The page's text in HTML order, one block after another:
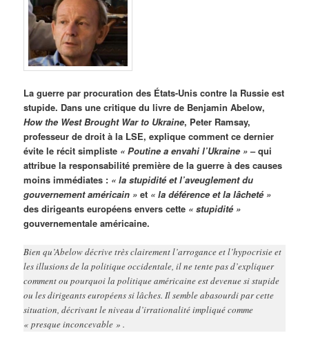
La guerre par procuration des États-Unis contre la Russie est
stupide. Dans une critique du livre de Benjamin Abelow,
How the West Brought War to Ukraine, Peter Ramsay,
professeur de droit à la LSE, explique comment ce dernier
évite le récit simpliste « Poutine a envahi l’Ukraine »– qui
attribue la responsabilité première de la guerre à des causes
moins immédiates : « la stupidité et l’aveuglement du
gouvernement américain » et « la déférence et la lâcheté »
des dirigeants européens envers cette « stupidité »
gouvernementale américaine.
Bien qu’Abelow décrive très clairement l’arrogance et l’hypocrisie et
les illusions de la politique occidentale, il ne tente pas d’expliquer
comment ou pourquoi la politique américaine est devenue si stupide
ou les dirigeants européens si lâches. Il semble abasourdi par cette
situation, décrivant le niveau d’irrationalité impliqué comme
« presque inconcevable » .